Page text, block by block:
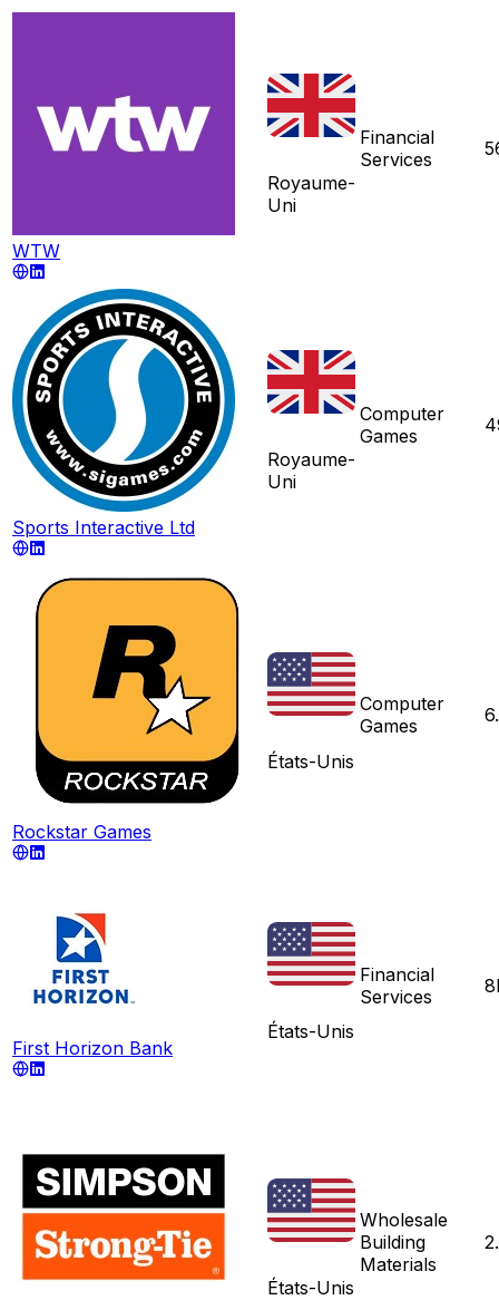
WTW
Royaume-
Uni
Financial
Services
Sports Interactive Ltd
Royaume-
Uni
Computer
Games
Rockstar Games
États-Unis
Computer
Games
First Horizon Bank
États-Unis
Financial
Services
États-Unis
Wholesale
Building
Materials